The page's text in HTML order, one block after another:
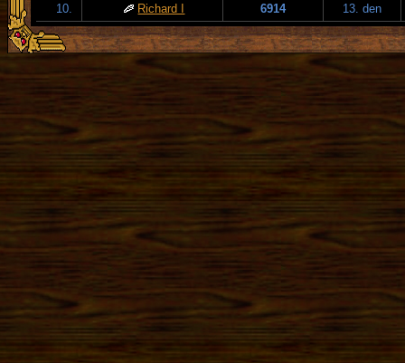
10.
Richard I 6914 13. den